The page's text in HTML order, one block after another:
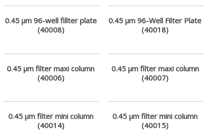
最
專
學
研
應
商
0.45 µm 96-well fillter plate
(40008)
0.45 µm 96-Well Filter Plate
(40018)
0.45 µm filter maxi column
(40006)
0.45 µm filter maxi column
(40007)
0.45 µm filter mini column
(40014)
0.45 µm filter mini column
(40015)